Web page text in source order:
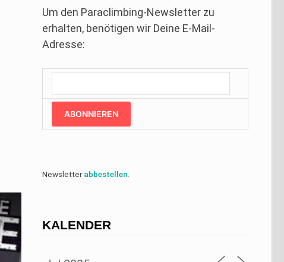
Um den Paraclimbing-Newsletter zu
erhalten, benötigen wir Deine E-Mail-
Adresse:
ABONNIEREN
Newsletterabbestellen
KALENDER